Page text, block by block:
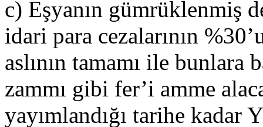
c) Eşyanın gümrüklenmiş
idari para cezalarının
aslının tamamı ile
zammı gibi fer’i amme
yayımlandığı tarihe kadar